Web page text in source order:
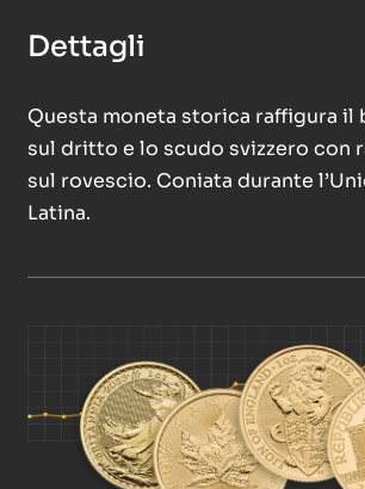
Dettagli
Questa moneta storica raffigura il
sul dritto e lo scudo svizzero con
sul rovescio. Coniata durante
Latina.